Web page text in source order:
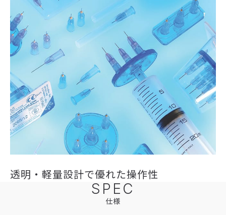
透明・軽量設計で優れた操作性
SPEC
仕様